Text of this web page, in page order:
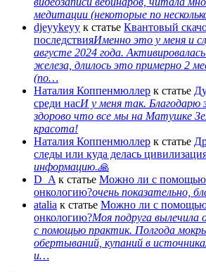
медитации (некоторые по
djeyykeyy к статье Квантовый
последствияИменно это у меня и
августе 2024 года.
железа, длилось это примерно 2
(по…
Наталия Коппенмюллер к статье
среди насИ у меня так. Благодарю
здорово что все мы на Матушке
красота!
Наталия Коппенмюллер к статье
следы или куда делась
информацию.🙏
D_A к статье Можно ли с помощью
онкологию?очень показательно,
atalia к статье Можно ли с помощью
онкологию?Моя подруга вылечила
с помощью практик. Полгода
обертываний, купаний в
и…